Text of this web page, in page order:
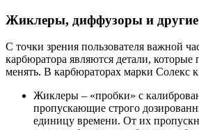
Жиклеры, диффузоры и другие
С точки зрения пользователя важной
карбюратора являются детали, которые
менять. В карбюраторах марки Солекс
Жиклеры – «пробки» с
пропускающие строго
единицу времени. От их